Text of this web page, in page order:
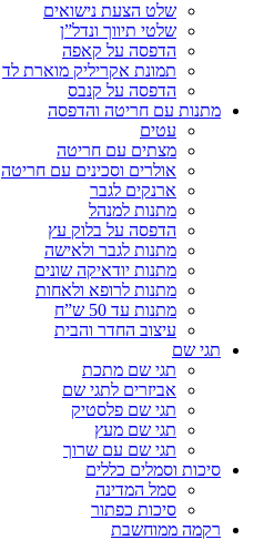
שלט הצעת נישואים
שלטי תיווך ונדל”ן
הדפסה על קאפה
תמונת אקריליק מוארת לד
הדפסה על קנבס
מתנות עם חריטה והדפסה
עטים
מצתים עם חריטה
אולרים וסכינים עם חריטה
ארנקים לגבר
מתנות למנהל
הדפסה על בלוק עץ
מתנות לגבר ולאישה
מתנות יודאיקה שונים
מתנות לרופא ולאחות
מתנות עד 50 ש”ח
עיצוב החדר והבית
תגי שם
תגי שם מתכת
אביזרים לתגי שם
תגי שם פלסטיק
תגי שם מעץ
תגי שם עם שרוך
סיכות וסמלים כללים
סמל המדינה
סיכות כפתור
רקמה ממוחשבת